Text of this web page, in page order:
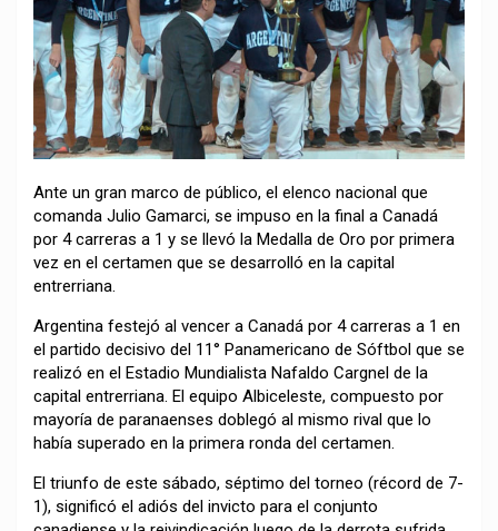
Ante un gran marco de público, el elenco nacional que
comanda Julio Gamarci, se impuso en la final a Canadá
por 4 carreras a 1 y se llevó la Medalla de Oro por primera
vez en el certamen que se desarrolló en la capital
entrerriana.
Argentina festejó al vencer a Canadá por 4 carreras a 1 en
el partido decisivo del 11° Panamericano de Sóftbol que se
realizó en el Estadio Mundialista Nafaldo Cargnel de la
capital entrerriana. El equipo Albiceleste, compuesto por
mayoría de paranaenses doblegó al mismo rival que lo
había superado en la primera ronda del certamen.
El triunfo de este sábado, séptimo del torneo (récord de 7-
1), significó el adiós del invicto para el conjunto